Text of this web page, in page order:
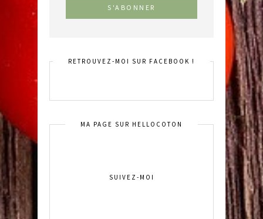
RETROUVEZ-MOI SUR FACEBOOK !
MA PAGE SUR HELLOCOTON
SUIVEZ-MOI